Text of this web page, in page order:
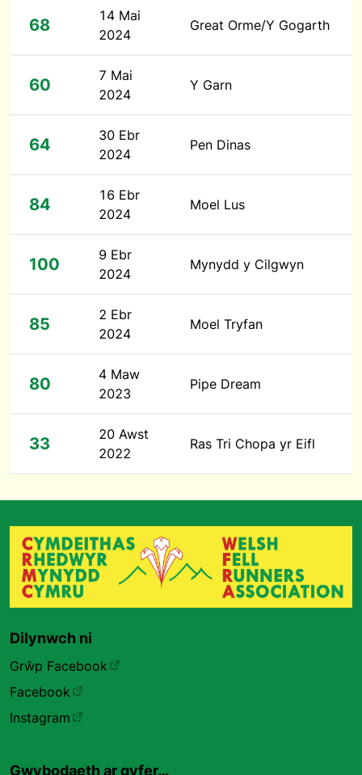
68
14 Mai
2024
Great Orme/Y Gogarth
60
7 Mai
2024
Y Garn
64
30 Ebr
2024
Pen Dinas
84
16 Ebr
2024
Moel Lus
100
9 Ebr
2024
Mynydd y Cilgwyn
85
2 Ebr
2024
Moel Tryfan
80
4 Maw
2023
Pipe Dream
33
20 Awst
2022
Ras Tri Chopa yr Eifl
Dilynwch ni
Grŵp Facebook
Facebook
Instagram
Gwybodaeth ar gyfer…